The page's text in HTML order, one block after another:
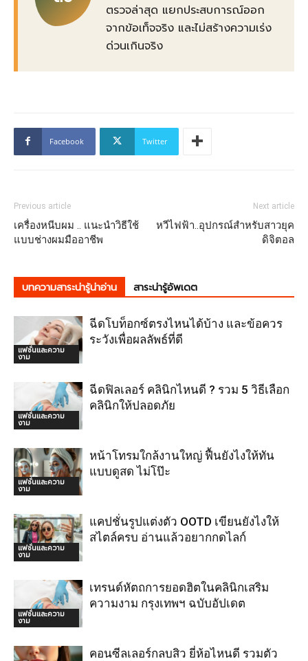
ตรวจล่าสุด แยกประสบการณ์ออก
จากข้อเท็จจริง และไม่สร้างความเร่ง
ด่วนเกินจริง
Facebook Twitter
Previous article
เครื่องหนีบผม .. แนะนำวิธีใช้
แบบช่างผมมืออาชีพ
Next article
หวีไฟฟ้า..อุปกรณ์สำหรับสาวยุค
ดิจิตอล
บทความสาระน่ารู้น่าอ่าน สาระน่ารู้อัพเดต
แฟชั่นและความ
งาม
ฉีดโบท็อกซ์ตรงไหนได้บ้าง และข้อควร
ระวังเพื่อผลลัพธ์ที่ดี
แฟชั่นและความ
งาม
ฉีดฟิลเลอร์ คลินิกไหนดี ? รวม 5 วิธีเลือก
คลินิกให้ปลอดภัย
แฟชั่นและความ
งาม
หน้าโทรมใกล้งานใหญ่ ฟื้นยังไงให้ทัน
แบบดูสด ไม่โป๊ะ
แฟชั่นและความ
งาม
แคปชั่นรูปแต่งตัว OOTD เขียนยังไงให้
สไตล์ครบ อ่านแล้วอยากกดไลก์
แฟชั่นและความ
งาม
เทรนด์หัตถการยอดฮิตในคลินิกเสริม
ความงาม กรุงเทพฯ ฉบับอัปเดต
คอนซีลเลอร์กลบสิว ยี่ห้อไหนดี รวมตัว